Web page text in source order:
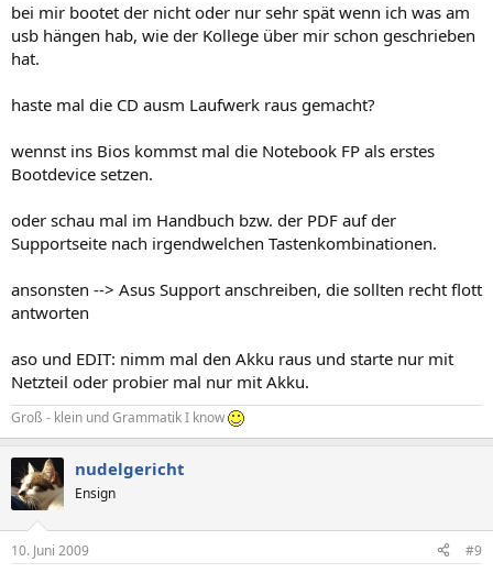
bei mir bootet der nicht oder nur sehr spät wenn ich was am
usb hängen hab, wie der Kollege über mir schon geschrieben
hat.
haste mal die CD ausm Laufwerk raus gemacht?
wennst ins Bios kommst mal die Notebook FP als erstes
Bootdevice setzen.
oder schau mal im Handbuch bzw. der PDF auf der
Supportseite nach irgendwelchen Tastenkombinationen.
ansonsten --> Asus Support anschreiben, die sollten recht flott
antworten
aso und EDIT: nimm mal den Akku raus und starte nur mit
Netzteil oder probier mal nur mit Akku.
Groß - klein und Grammatik I know
nudelgericht
Ensign
10. Juni 2009 #9